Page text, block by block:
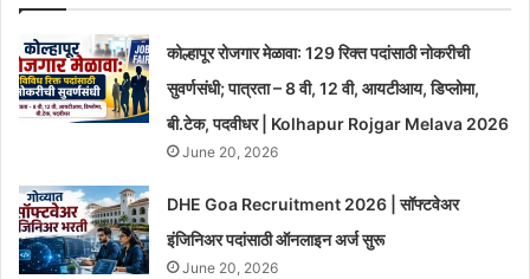
कोल्हापूर रोजगार मेळावा: 129 रिक्त पदांसाठी नोकरीची
सुवर्णसंधी; पात्रता – 8 वी, 12 वी, आयटीआय, डिप्लोमा,
बी.टेक, पदवीधर | Kolhapur Rojgar Melava 2026
June 20, 2026
DHE Goa Recruitment 2026 | सॉफ्टवेअर
इंजिनिअर पदांसाठी ऑनलाइन अर्ज सुरू
June 20, 2026